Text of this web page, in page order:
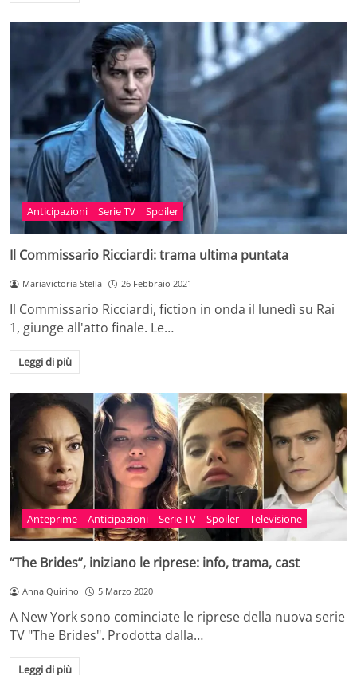
Anticipazioni Serie TV Spoiler
Il Commissario Ricciardi: trama ultima puntata
Mariavictoria Stella 26 Febbraio 2021
Il Commissario Ricciardi, fiction in onda il lunedì su Rai
1, giunge all'atto finale. Le…
Leggi di più
Anteprime Anticipazioni Serie TV Spoiler Televisione
“The Brides”, iniziano le riprese: info, trama, cast
Anna Quirino 5 Marzo 2020
A New York sono cominciate le riprese della nuova serie
TV "The Brides". Prodotta dalla…
Leggi di più